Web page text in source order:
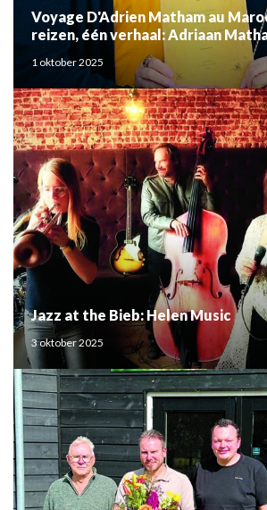
Voyage D'Adrien Matham au
reizen, één verhaal: Adriaan
Mouden
1 oktober 2025
Jazz at the Bieb: Helen Music
3 oktober 2025